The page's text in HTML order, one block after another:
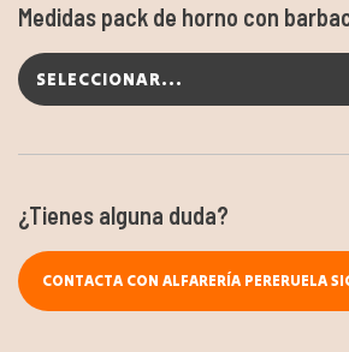
Medidas pack de horno con
SELECCIONAR...
¿Tienes alguna duda?
CONTACTA CON ALFARERÍA PERERUELA